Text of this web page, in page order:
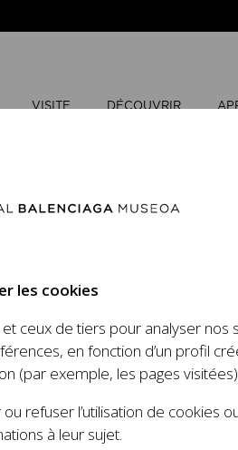
VISITE DÉCOUVRIR
4 5
les cookies
ceux de tiers pour analyser nos
en fonction d’un profil
(par exemple, les pages
refuser l’utilisation de cookies
à leur sujet.